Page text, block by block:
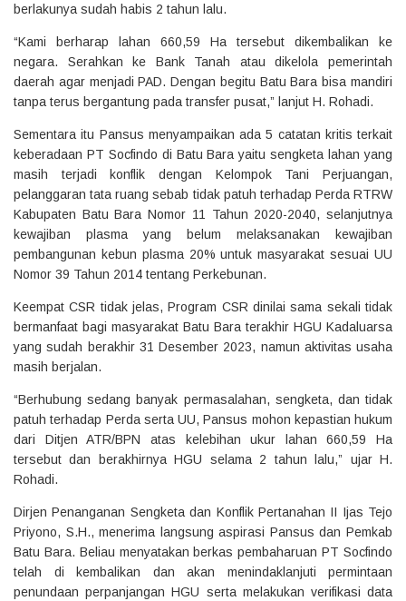
berlakunya sudah habis 2 tahun lalu.
“Kami berharap lahan 660,59 Ha tersebut dikembalikan ke
negara. Serahkan ke Bank Tanah atau dikelola pemerintah
daerah agar menjadi PAD. Dengan begitu Batu Bara bisa mandiri
tanpa terus bergantung pada transfer pusat,” lanjut H. Rohadi.
Sementara itu Pansus menyampaikan ada 5 catatan kritis terkait
keberadaan PT Socfindo di Batu Bara yaitu sengketa lahan yang
masih terjadi konflik dengan Kelompok Tani Perjuangan,
pelanggaran tata ruang sebab tidak patuh terhadap Perda RTRW
Kabupaten Batu Bara Nomor 11 Tahun 2020-2040, selanjutnya
kewajiban plasma yang belum melaksanakan kewajiban
pembangunan kebun plasma 20% untuk masyarakat sesuai UU
Nomor 39 Tahun 2014 tentang Perkebunan.
Keempat CSR tidak jelas, Program CSR dinilai sama sekali tidak
bermanfaat bagi masyarakat Batu Bara terakhir HGU Kadaluarsa
yang sudah berakhir 31 Desember 2023, namun aktivitas usaha
masih berjalan.
“Berhubung sedang banyak permasalahan, sengketa, dan tidak
patuh terhadap Perda serta UU, Pansus mohon kepastian hukum
dari Ditjen ATR/BPN atas kelebihan ukur lahan 660,59 Ha
tersebut dan berakhirnya HGU selama 2 tahun lalu,” ujar H.
Rohadi.
Dirjen Penanganan Sengketa dan Konflik Pertanahan II Ijas Tejo
Priyono, S.H., menerima langsung aspirasi Pansus dan Pemkab
Batu Bara. Beliau menyatakan berkas pembaharuan PT Socfindo
telah di kembalikan dan akan menindaklanjuti permintaan
penundaan perpanjangan HGU serta melakukan verifikasi data